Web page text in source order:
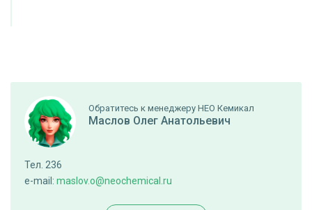
Обратитесь к менеджеру НЕО Кемикал
Маслов Олег Анатольевич
Тел. 236
e-mail: maslov.o@neochemical.ru